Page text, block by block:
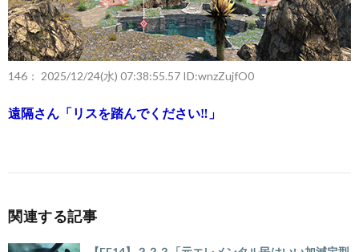
146： 2025/12/24(水) 07:38:55.57 ID:wnzZujfO0
遠隔さん「リスを踏んでください‼」
関連する記事